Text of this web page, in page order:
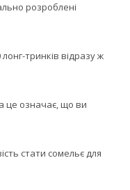
розроблені
тринків відразу ж
це означає, що ви
стати сомельє для